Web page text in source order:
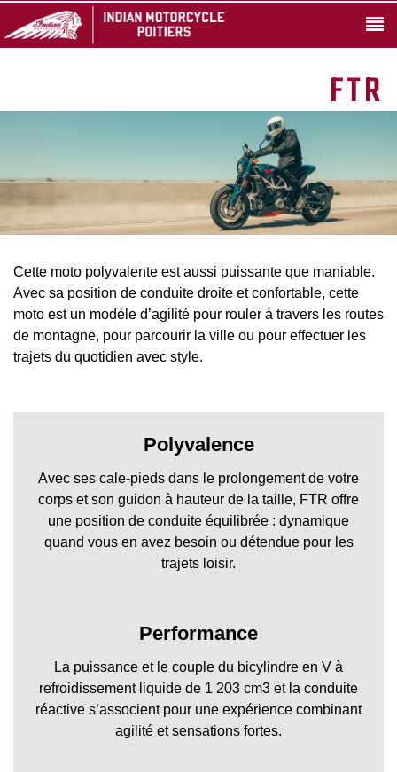
FTR
Cette moto polyvalente est aussi puissante que maniable.
Avec sa position de conduite droite et confortable, cette
moto est un modèle d’agilité pour rouler à travers les routes
de montagne, pour parcourir la ville ou pour effectuer les
trajets du quotidien avec style.
Polyvalence
Avec ses cale-pieds dans le prolongement de votre
corps et son guidon à hauteur de la taille, FTR offre
une position de conduite équilibrée : dynamique
quand vous en avez besoin ou détendue pour les
trajets loisir.
Performance
La puissance et le couple du bicylindre en V à
refroidissement liquide de 1 203 cm3 et la conduite
réactive s’associent pour une expérience combinant
agilité et sensations fortes.